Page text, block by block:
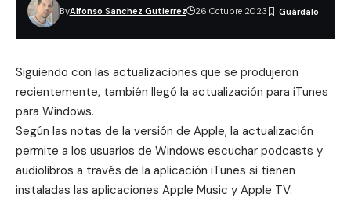
ByAlfonso Sanchez Gutierrez 26 Octubre 2023
Siguiendo con las actualizaciones que se produjeron
recientemente, también llegó la actualización para iTunes
para Windows.
Según las notas de la versión de Apple, la actualización
permite a los usuarios de Windows escuchar podcasts y
audiolibros a través de la aplicación iTunes si tienen
instaladas las aplicaciones Apple Music y Apple TV.